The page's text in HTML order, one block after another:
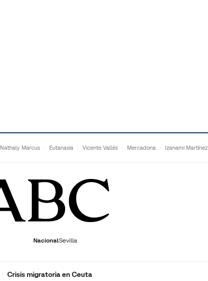
Nathaly Marcus Eutanasia Vicente Vallés Mercadona Izanami Martínez
NacionalSevilla
SOCIEDADCULTURAGENTEPLAY
Crisis migratoria en Ceuta